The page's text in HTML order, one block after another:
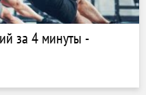
за 4 минуты -